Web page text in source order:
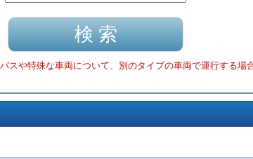
スや特殊な車両について、別のタイプの車両で運行する場